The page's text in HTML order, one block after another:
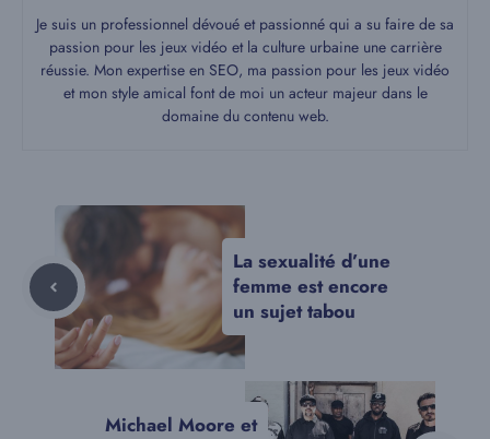
Je suis un professionnel dévoué et passionné qui a su faire de sa
passion pour les jeux vidéo et la culture urbaine une carrière
réussie. Mon expertise en SEO, ma passion pour les jeux vidéo
et mon style amical font de moi un acteur majeur dans le
domaine du contenu web.
La sexualité d’une
femme est encore
un sujet tabou
Michael Moore et